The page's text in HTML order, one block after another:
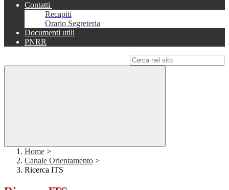
Contatti
Recapiti
Orario Segreteria
Documenti utili
PNRR
Home >
Canale Orientamento >
Ricerca ITS